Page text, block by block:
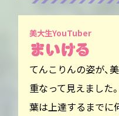
美大生YouTuber
てんこりんの姿が、
重なって見えました
葉は上達するまでに